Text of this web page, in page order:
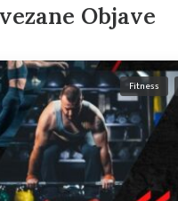
Objave
Fitness